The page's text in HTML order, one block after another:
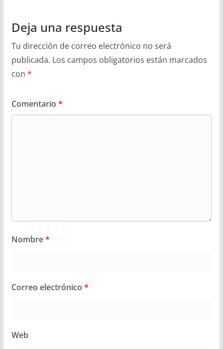
Deja una respuesta
Tu dirección de correo electrónico no será
publicada. Los campos obligatorios están marcados
con *
Comentario *
Nombre*
Correo electrónico *
Web